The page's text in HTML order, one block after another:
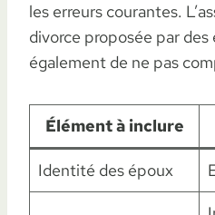
les erreurs courantes.
divorce proposée par
également de ne pas
Élément à inclure
Identité des époux